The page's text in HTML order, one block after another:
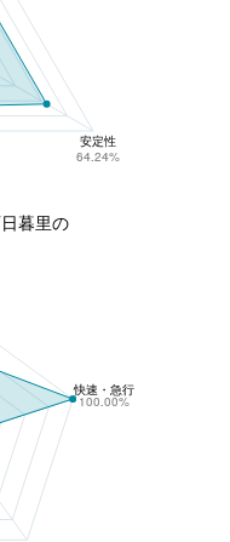
安定性
64.24%
暮里の
快速・急行
100.00%